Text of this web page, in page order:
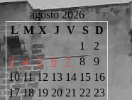
agosto 2026
L M X J V S D
1
2
3
4 5 6 7 8
9
10 11 12 13 14 15 16
17 18 19 20 21 22 23